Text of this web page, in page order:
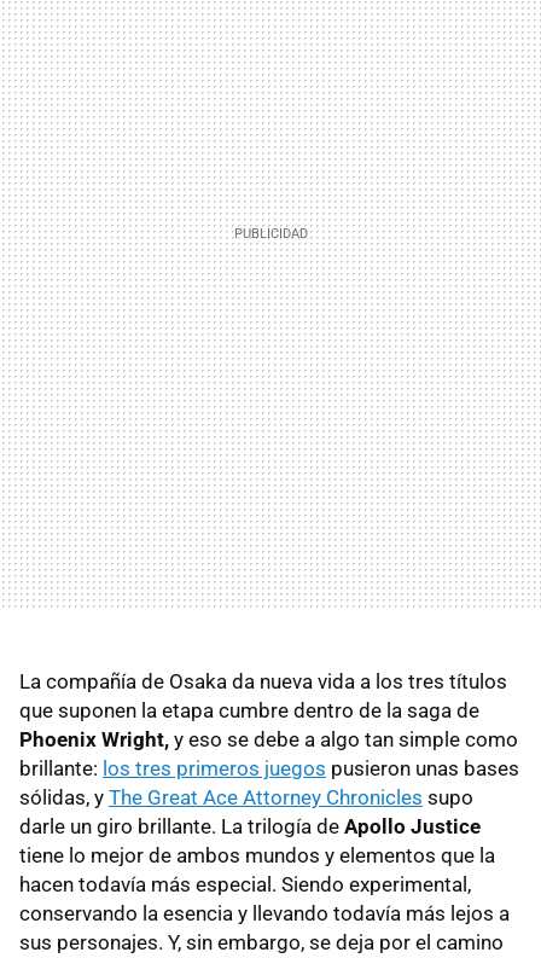
La compañía de Osaka da nueva vida a los tres títulos
que suponen la etapa cumbre dentro de la saga de
Phoenix Wright, y eso se debe a algo tan simple como
brillante: los tres primeros juegos pusieron unas bases
sólidas, y The Great Ace Attorney Chronicles supo
darle un giro brillante. La trilogía de Apollo Justice
tiene lo mejor de ambos mundos y elementos que la
hacen todavía más especial. Siendo experimental,
conservando la esencia y llevando todavía más lejos a
sus personajes. Y, sin embargo, se deja por el camino